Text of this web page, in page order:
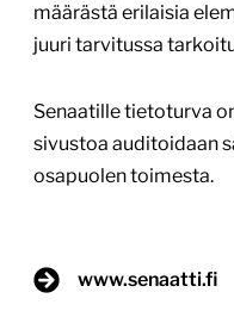
määrästä erilaisia
juuri tarvitussa
Senaatille tietoturva
sivustoa auditoidaan
osapuolen toimesta.
www.senaatti.fi